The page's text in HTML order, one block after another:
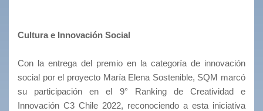
Cultura e Innovación Social
Con la entrega del premio en la categoría de innovación
social por el proyecto María Elena Sostenible, SQM marcó
su participación en el 9° Ranking de Creatividad e
Innovación C3 Chile 2022, reconociendo a esta iniciativa